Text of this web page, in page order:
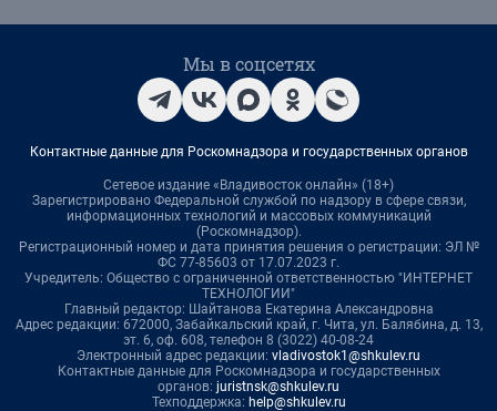
Мы в соцсетях
Контактные данные для Роскомнадзора и государственных органов
Сетевое издание «Владивосток онлайн» (18+)
Зарегистрировано Федеральной службой по надзору в сфере связи,
информационных технологий и массовых коммуникаций
(Роскомнадзор).
Регистрационный номер и дата принятия решения о регистрации: ЭЛ №
ФС 77-85603 от 17.07.2023 г.
Учредитель: Общество с ограниченной ответственностью "ИНТЕРНЕТ
ТЕХНОЛОГИИ"
Главный редактор: Шайтанова Екатерина Александровна
Адрес редакции: 672000, Забайкальский край, г. Чита, ул. Балябина, д. 13,
эт. 6, оф. 608, телефон 8 (3022) 40-08-24
Электронный адрес редакции: vladivostok1@shkulev.ru
Контактные данные для Роскомнадзора и государственных
органов: juristnsk@shkulev.ru
Техподдержка: help@shkulev.ru